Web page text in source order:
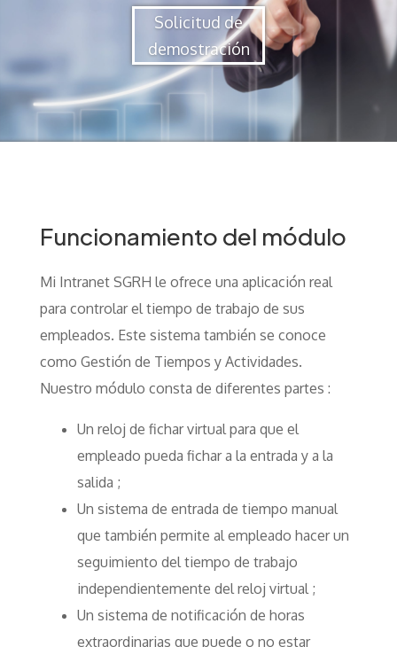
Solicitud de
demostración
Funcionamiento del módulo
Mi Intranet SGRH le ofrece una aplicación real
para controlar el tiempo de trabajo de sus
empleados. Este sistema también se conoce
como Gestión de Tiempos y Actividades.
Nuestro módulo consta de diferentes partes :
Un reloj de fichar virtual para que el
empleado pueda fichar a la entrada y a la
salida ;
Un sistema de entrada de tiempo manual
que también permite al empleado hacer un
seguimiento del tiempo de trabajo
independientemente del reloj virtual ;
Un sistema de notificación de horas
extraordinarias que puede o no estar